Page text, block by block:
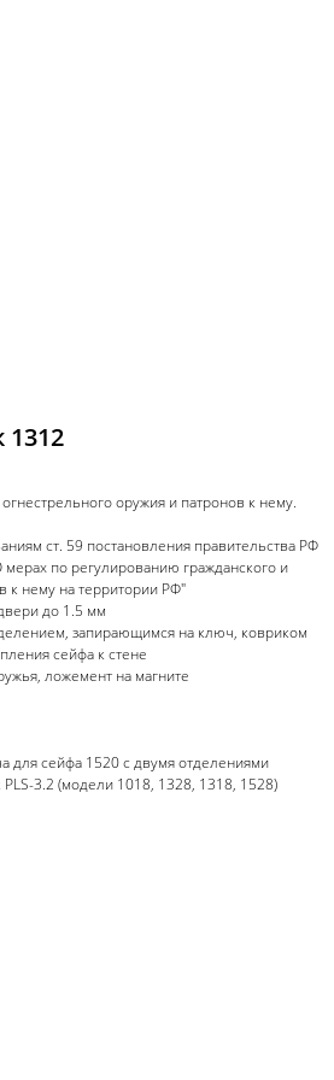
оружия и патронов к нему.
ст. 59 постановления правительства РФ
по регулированию гражданского и
к нему на территории РФ"
до 1.5 мм
запирающимся на ключ, ковриком
сейфа к стене
ложемент на магните
для сейфа 1520 с двумя отделениями
3.2 (модели 1018, 1328, 1318, 1528)